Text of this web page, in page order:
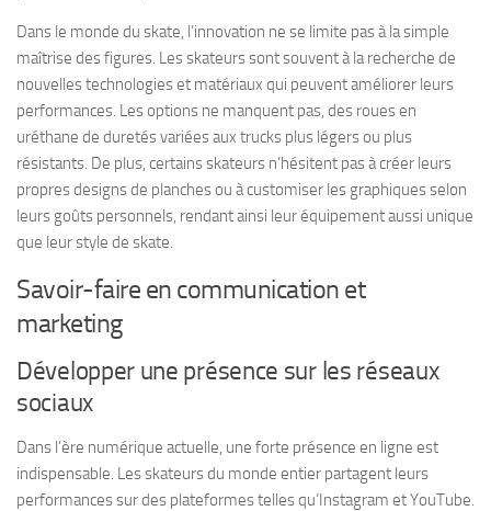
Dans le monde du skate, l’innovation ne se limite pas à la simple
maîtrise des figures. Les skateurs sont souvent à la recherche de
nouvelles technologies et matériaux qui peuvent améliorer leurs
performances. Les options ne manquent pas, des roues en
uréthane de duretés variées aux trucks plus légers ou plus
résistants. De plus, certains skateurs n’hésitent pas à créer leurs
propres designs de planches ou à customiser les graphiques selon
leurs goûts personnels, rendant ainsi leur équipement aussi unique
que leur style de skate.
Savoir-faire en communication et
marketing
Développer une présence sur les réseaux
sociaux
Dans l’ère numérique actuelle, une forte présence en ligne est
indispensable. Les skateurs du monde entier partagent leurs
performances sur des plateformes telles qu’Instagram et YouTube.